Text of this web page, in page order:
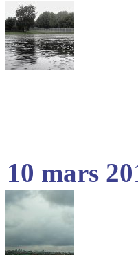
10 mars